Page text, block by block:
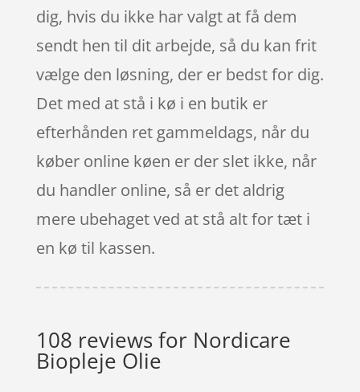
dig, hvis du ikke har valgt at få dem
sendt hen til dit arbejde, så du kan frit
vælge den løsning, der er bedst for dig.
Det med at stå i kø i en butik er
efterhånden ret gammeldags, når du
køber online køen er der slet ikke, når
du handler online, så er det aldrig
mere ubehaget ved at stå alt for tæt i
en kø til kassen.
108 reviews for Nordicare
Biopleje Olie